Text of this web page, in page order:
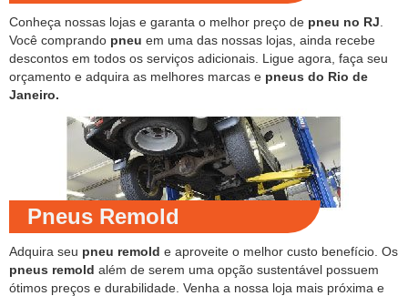
Conheça nossas lojas e garanta o melhor preço de pneu no RJ
Você comprando pneu em uma das nossas lojas, ainda recebe
descontos em todos os serviços adicionais. Ligue agora, faça seu
orçamento e adquira as melhores marcas e pneus do Rio de
Janeiro.
Pneus Remold
Adquira seu pneu remold e aproveite o melhor custo benefício. Os
pneus remold além de serem uma opção sustentável possuem
ótimos preços e durabilidade. Venha a nossa loja mais próxima e